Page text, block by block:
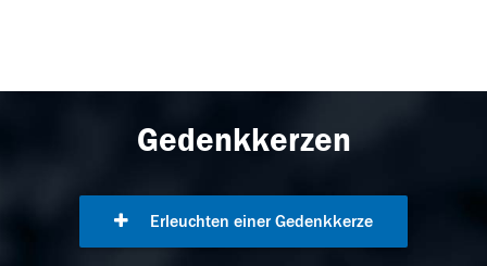
Gedenkkerzen
Erleuchten einer Gedenkkerze